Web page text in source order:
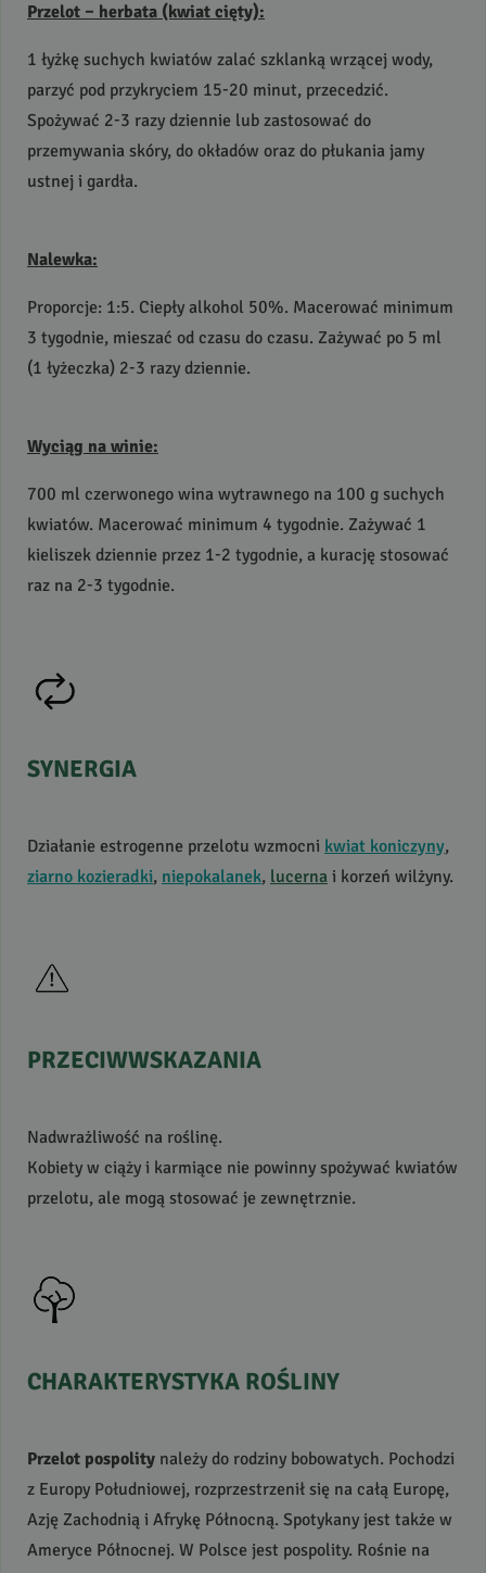
Przelot – herbata (kwiat cięty):
1 łyżkę suchych kwiatów zalać szklanką wrzącej wody,
parzyć pod przykryciem 15-20 minut, przecedzić.
Spożywać 2-3 razy dziennie lub zastosować do
przemywania skóry, do okładów oraz do płukania jamy
ustnej i gardła.
Nalewka:
Proporcje: 1:5. Ciepły alkohol 50%. Macerować minimum
3 tygodnie, mieszać od czasu do czasu. Zażywać po 5 ml
(1 łyżeczka) 2-3 razy dziennie.
Wyciąg na winie:
700 ml czerwonego wina wytrawnego na 100 g suchych
kwiatów. Macerować minimum 4 tygodnie. Zażywać 1
kieliszek dziennie przez 1-2 tygodnie, a kurację stosować
raz na 2-3 tygodnie.
SYNERGIA
Działanie estrogenne przelotu wzmocni kwiat koniczyny,
ziarno kozieradki, niepokalanek, lucerna i korzeń wilżyny.
PRZECIWWSKAZANIA
Nadwrażliwość na roślinę.
Kobiety w ciąży i karmiące nie powinny spożywać kwiatów
przelotu, ale mogą stosować je zewnętrznie.
CHARAKTERYSTYKA ROŚLINY
Przelot pospolity należy do rodziny bobowatych. Pochodzi
z Europy Południowej, rozprzestrzenił się na całą Europę,
Azję Zachodnią i Afrykę Północną. Spotykany jest także w
Ameryce Północnej. W Polsce jest pospolity. Rośnie na